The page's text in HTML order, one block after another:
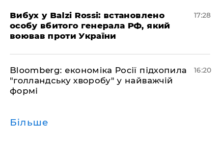
​Вибух у Balzi Rossi: встановлено
особу вбитого генерала РФ, який
воював проти України
17:28
Bloomberg: економіка Росії підхопила
"голландську хворобу" у найважчій
формі
16:20
Більше